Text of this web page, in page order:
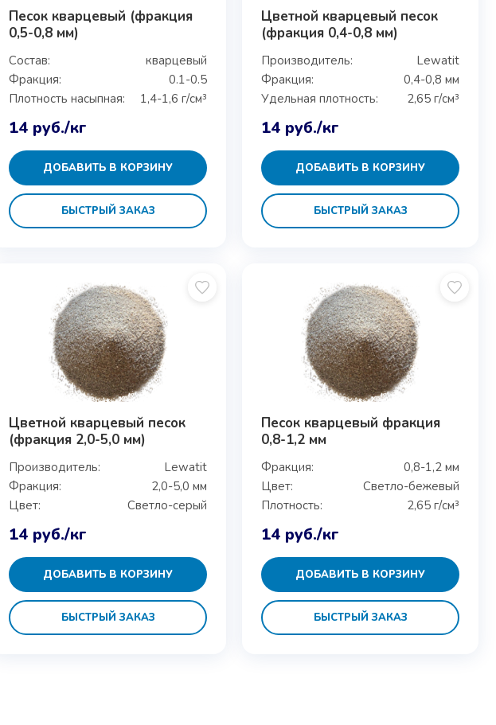
Песок кварцевый (фракция
0,5-0,8 мм)
Состав:
кварцевый
Фракция:
0.1-0.5
Плотность насыпная:
1,4-1,6 г/см³
14 руб./кг
ДОБАВИТЬ В КОРЗИНУ
БЫСТРЫЙ ЗАКАЗ
Цветной кварцевый песок
(фракция 0,4-0,8 мм)
Производитель:
Lewatit
Фракция:
0,4-0,8 мм
Удельная плотность:
2,65 г/см³
14 руб./кг
ДОБАВИТЬ В КОРЗИНУ
БЫСТРЫЙ ЗАКАЗ
Цветной кварцевый песок
(фракция 2,0-5,0 мм)
Производитель:
Lewatit
Фракция:
2,0-5,0 мм
Цвет:
Светло-серый
14 руб./кг
ДОБАВИТЬ В КОРЗИНУ
БЫСТРЫЙ ЗАКАЗ
Песок кварцевый фракция
0,8-1,2 мм
Фракция:
0,8-1,2 мм
Цвет:
Светло-бежевый
Плотность:
2,65 г/см³
14 руб./кг
ДОБАВИТЬ В КОРЗИНУ
БЫСТРЫЙ ЗАКАЗ